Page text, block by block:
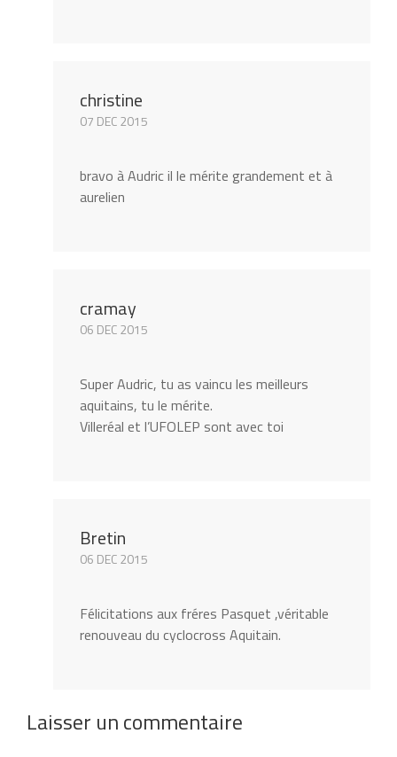
christine
07 DEC 2015
bravo à Audric il le mérite grandement et à
aurelien
cramay
06 DEC 2015
Super Audric, tu as vaincu les meilleurs
aquitains, tu le mérite.
Villeréal et l’UFOLEP sont avec toi
Bretin
06 DEC 2015
Félicitations aux fréres Pasquet ,véritable
renouveau du cyclocross Aquitain.
Laisser un commentaire